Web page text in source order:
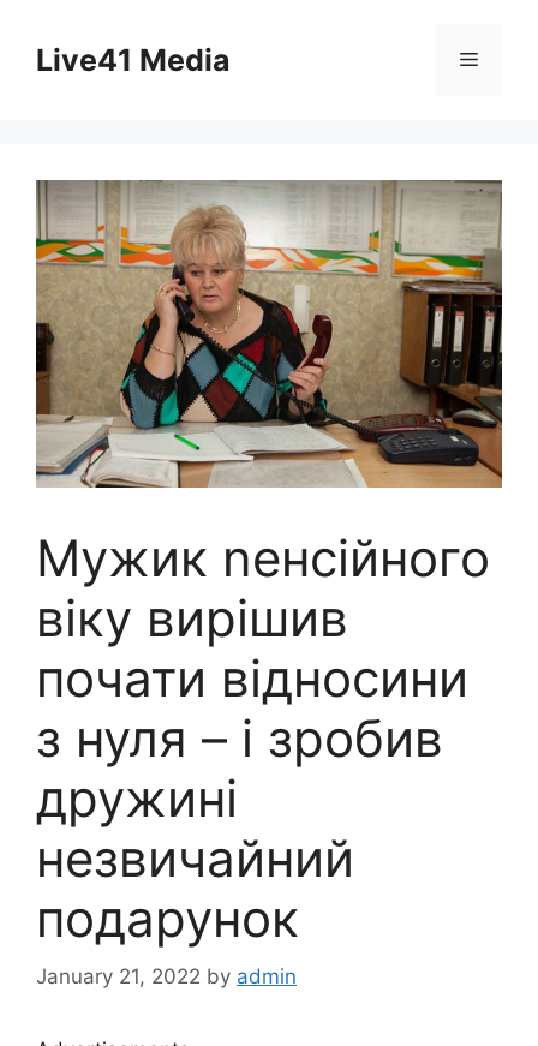
contentLive41 Media Menu
Мужик nенсійного
віку вирішив
почати відносини
з нуля – і зробив
дружині
незвичайний
подарунок
January 21, 2022 by admin